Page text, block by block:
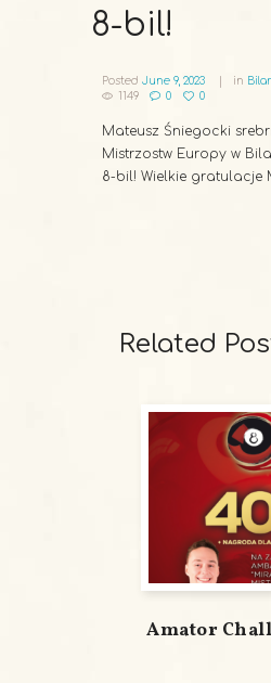
8-bil!
Posted June 9, 2023 in
1149
0 0
Mateusz Śniegocki
Mistrzostw Europy w
8-bil! Wielkie gratulacje
Related
Amator